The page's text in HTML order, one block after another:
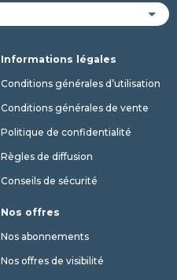
Informations légales
Conditions générales d’utilisation
Conditions générales de vente
Politique de confidentialité
Règles de diffusion
Conseils de sécurité
Nos offres
Nos abonnements
Nos offres de visibilité